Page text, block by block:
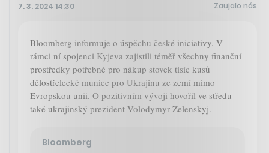
7. 3. 2024 14:30 Zaujalo nás
Bloomberg informuje o úspěchu české iniciativy. V
rámci ní spojenci Kyjeva zajistili téměř všechny finanční
prostředky potřebné pro nákup stovek tisíc kusů
dělostřelecké munice pro Ukrajinu ze zemí mimo
Evropskou unii. O pozitivním vývoji hovořil ve středu
také ukrajinský prezident Volodymyr Zelenskyj.
Bloomberg